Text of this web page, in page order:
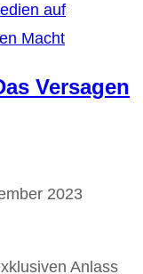
Versagen
2023
Anlass